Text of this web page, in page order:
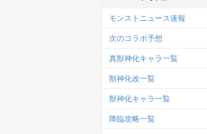
モンストニュース速報
次のコラボ予想
真獣神化キャラ一覧
獣神化改一覧
獣神化キャラ一覧
降臨攻略一覧